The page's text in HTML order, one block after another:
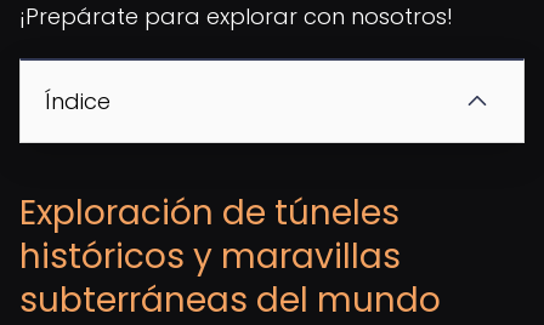
¡Prepárate para explorar con nosotros!
Índice
Exploración de túneles
históricos y maravillas
subterráneas del mundo